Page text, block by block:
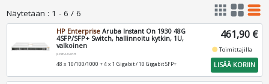
Näytetään : 1 - 6 / 6 apps grid_view table_rows
HP Enterprise Aruba Instant On 1930 48G
4SFP/SFP+ Switch, hallinnoitu kytkin, 1U,
valkoinen
JL685A#ABB
48 x 10/100/1000 + 4 x 1 Gigabit / 10 Gigabit SFP+
461,90 €
fiber_manual_recordToimittajilla
LISÄÄ KORIIN